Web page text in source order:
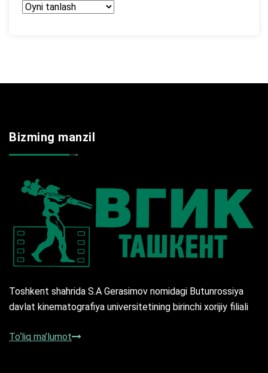
Arxir
Bizming manzil
Toshkent shahrida S.A Gerasimov nomidagi Butunrossiya
davlat kinematografiya universitetining birinchi xorijiy filiali
To‘liq ma’lumot